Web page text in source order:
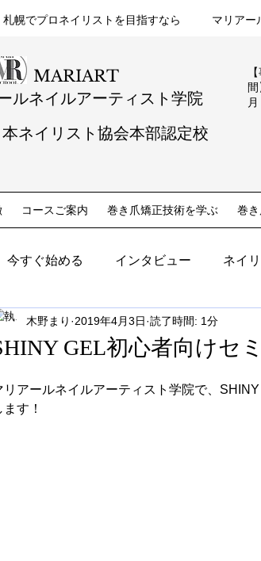
札幌​でプロネイリストを目指すなら マリアー
MARIART
ルネイルアーティスト学院
ネイリスト協会本部認定校
間
コースご案内 巻き爪矯正技術を学ぶ 巻
今すぐ始める インタビュー ネイ
GEL初心者向けセ
木野まり 2019年4月3日 読了時間: 1分
リアールネイルアーティスト学院で、
ます！